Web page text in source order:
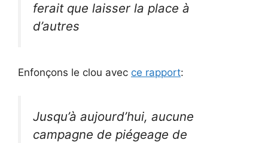
ferait que laisser la place à
d’autres
Enfonçons le clou avec ce rapport:
Jusqu’à aujourd’hui, aucune
campagne de piégeage de